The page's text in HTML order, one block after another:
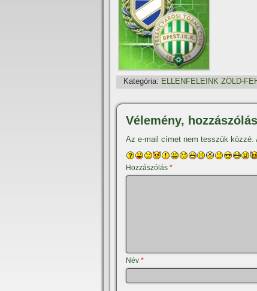
Kategória: ELLENFELEINK ZÖLD-
Vélemény,
Az e-mail címet nem tesszük közzé.
Hozzászólás *
Név *